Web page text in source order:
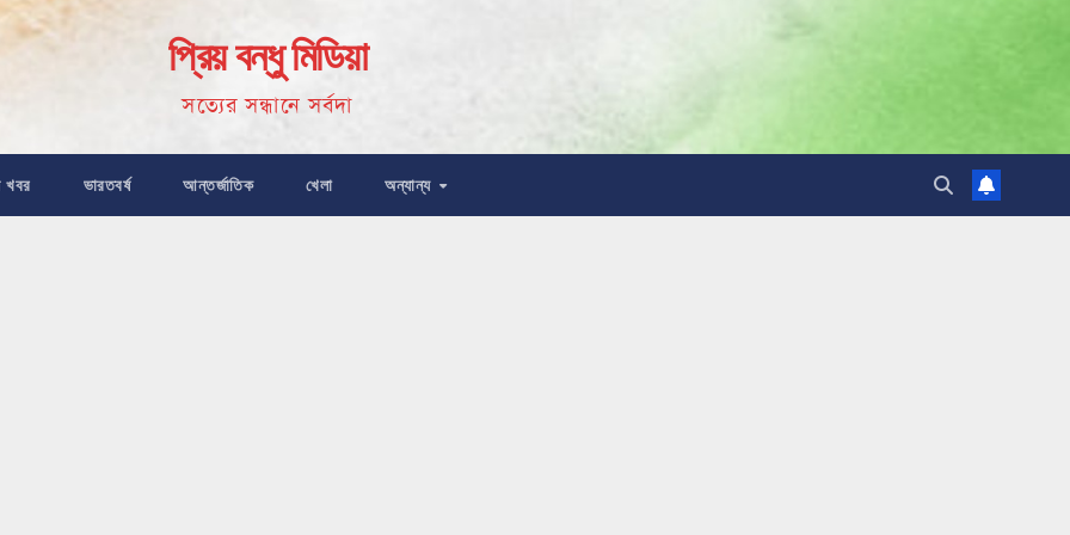
প্রিয় বন্ধু মিডিয়া
সত্যের সন্ধানে সর্বদা
খবর ভারতবর্ষ আন্তর্জাতিক খেলা অন্যান্য